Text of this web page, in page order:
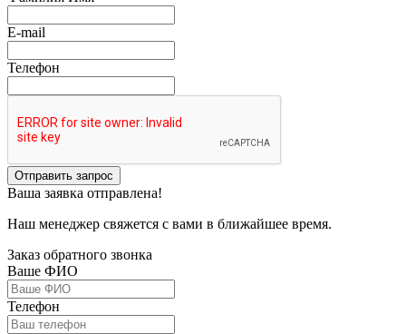
E-mail
Телефон
Отправить запрос
Ваша заявка отправлена!
Наш менеджер свяжется с вами в ближайшее время.
Заказ обратного звонка
Ваше ФИО
Телефон